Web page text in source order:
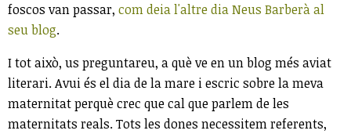
foscos van passar, com deia l'altre dia Neus Barberà al
seu blog.
I tot això, us preguntareu, a què ve en un blog més aviat
literari. Avui és el dia de la mare i escric sobre la meva
maternitat perquè crec que cal que parlem de les
maternitats reals. Tots les dones necessitem referents,